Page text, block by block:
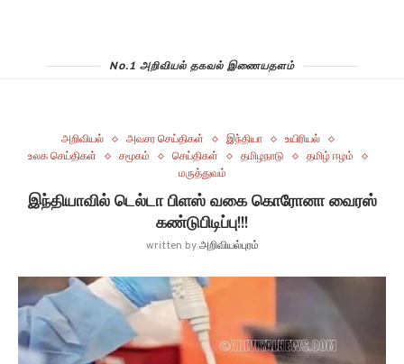
No.1 அறிவியல் தகவல் இணையதளம்
அறிவியல் அவசர செய்திகள் இந்தியா
உயிரியல்
உலக செய்திகள்
சமூகம் செய்திகள் தமிழநாடு
தமிழ் ஈழம்
மருத்துவம்
இந்தியாவில் டெல்டா பிளஸ் வகை கொரோனா வைரஸ்
கண்டுபிடிப்பு!!!
written byஅறிவியல்புரம்